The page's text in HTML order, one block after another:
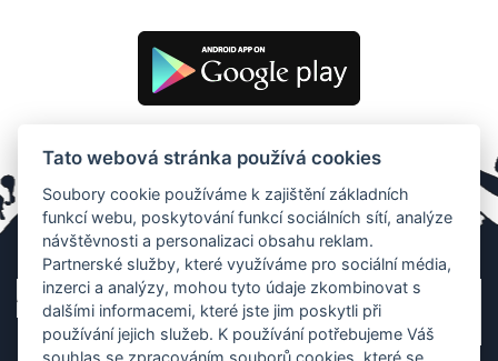
Tato webová stránka používá cookies
Soubory cookie používáme k zajištění základních
funkcí webu, poskytování funkcí sociálních sítí, analýze
návštěvnosti a personalizaci obsahu reklam.
Partnerské služby, které využíváme pro sociální média,
inzerci a analýzy, mohou tyto údaje zkombinovat s
dalšími informacemi, které jste jim poskytli při
používání jejich služeb. K používání potřebujeme Váš
souhlas se zpracováním souborů cookies, které se